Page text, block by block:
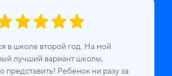
в школе второй год. На мой
лучший вариант школы,
представить! Ребенок ни разу за